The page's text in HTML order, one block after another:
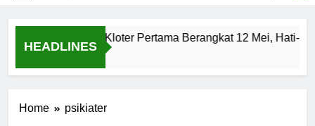
HEADLINES
Calon Jemaah Haji Kloter Pertama Berangkat 12 Mei, Hati-
Home psikiater